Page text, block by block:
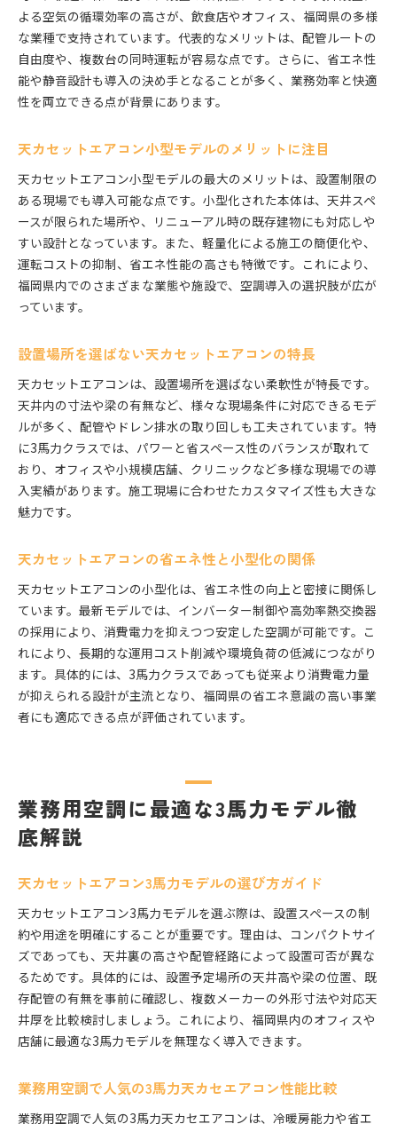
消費電力から見る3馬力天カセの選び方
省エネ性が高い天カセットエアコンの特長比較
業務用エアコン3馬力の省エネ運用テクニック
3馬力天カセットエアコンの消費電力を徹底解説
エアコン3馬力は何畳用に最適か徹底検証
3馬力天カセエアコンの広さ目安を知ろう
業務用エアコン3馬力の最適な使用空間とは
天カセットエアコン3馬力の対応面積の選び方
広さに合った天カセットエアコンの活用方法
3馬力エアコンで快適空間をつくるポイント
配管サイズや消費電力のポイントを解説
3馬力エアコンの消費電力と省エネ性検証
配管条件別に選ぶ天カセットエアコンのコツ
天カセットエアコン設置時の電力注意点
3馬力天カセエアコンの配管工事ポイント
消費電力からみた天カセットエアコンの比較
快適空間実現へ天カセ選定の最新動向まとめ
天カセットエアコンの最新省エネ機能動向
店舗・オフィス向け天カセ選定の実践事例
天カセットエアコンでコストも快適性も両立
天カセットエアコン選びのこれからのポイント
よる空気の循環効率の高さが、飲食店やオフィス、福岡県の多様
な業種で支持されています。代表的なメリットは、配管ルートの
自由度や、複数台の同時運転が容易な点です。さらに、省エネ性
能や静音設計も導入の決め手となることが多く、業務効率と快適
性を両立できる点が背景にあります。
天カセットエアコン小型モデルのメリットに注目
天カセットエアコン小型モデルの最大のメリットは、設置制限の
ある現場でも導入可能な点です。小型化された本体は、天井スペ
ースが限られた場所や、リニューアル時の既存建物にも対応しや
すい設計となっています。また、軽量化による施工の簡便化や、
運転コストの抑制、省エネ性能の高さも特徴です。これにより、
福岡県内でのさまざまな業態や施設で、空調導入の選択肢が広が
っています。
設置場所を選ばない天カセットエアコンの特長
天カセットエアコンは、設置場所を選ばない柔軟性が特長です。
天井内の寸法や梁の有無など、様々な現場条件に対応できるモデ
ルが多く、配管やドレン排水の取り回しも工夫されています。特
に3馬力クラスでは、パワーと省スペース性のバランスが取れて
おり、オフィスや小規模店舗、クリニックなど多様な現場での導
入実績があります。施工現場に合わせたカスタマイズ性も大きな
魅力です。
天カセットエアコンの省エネ性と小型化の関係
天カセットエアコンの小型化は、省エネ性の向上と密接に関係し
ています。最新モデルでは、インバーター制御や高効率熱交換器
の採用により、消費電力を抑えつつ安定した空調が可能です。こ
れにより、長期的な運用コスト削減や環境負荷の低減につながり
ます。具体的には、3馬力クラスであっても従来より消費電力量
が抑えられる設計が主流となり、福岡県の省エネ意識の高い事業
者にも適応できる点が評価されています。
業務用空調に最適な3馬力モデル徹
底解説
天カセットエアコン3馬力モデルの選び方ガイド
天カセットエアコン3馬力モデルを選ぶ際は、設置スペースの制
約や用途を明確にすることが重要です。理由は、コンパクトサイ
ズであっても、天井裏の高さや配管経路によって設置可否が異な
るためです。具体的には、設置予定場所の天井高や梁の位置、既
存配管の有無を事前に確認し、複数メーカーの外形寸法や対応天
井厚を比較検討しましょう。これにより、福岡県内のオフィスや
店舗に最適な3馬力モデルを無理なく導入できます。
業務用空調で人気の3馬力天カセエアコン性能比較
業務用空調で人気の3馬力天カセエアコンは、冷暖房能力や省エ